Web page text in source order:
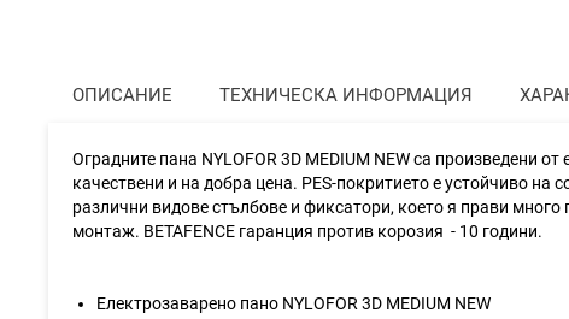
снимки
ОПИСАНИЕ
Оградните пана NYLOFOR 3D MEDIUM NEW са произведени
качествени и на добра цена. PES-покритието е устойчиво
различни видове стълбове и фиксатори, което я прави
монтаж. BETAFENCE гаранция против корозия - 10 години.
Eлектрозаваренo панo NYLOFOR 3D MEDIUM NEW
ТЕХНИЧЕСКА ИНФОРМАЦИЯ